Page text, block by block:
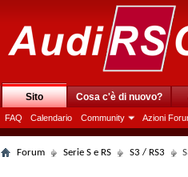
Sito
FAQ Calendario Community Azioni
Cosa c'è di nuovo?
Forum Serie S e RS S3 / RS3